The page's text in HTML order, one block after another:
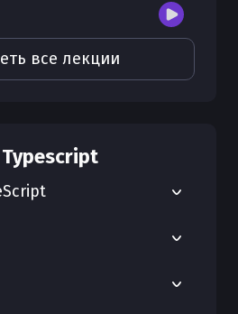
все лекции
Typescript
константы в TypeScript
использовать тип